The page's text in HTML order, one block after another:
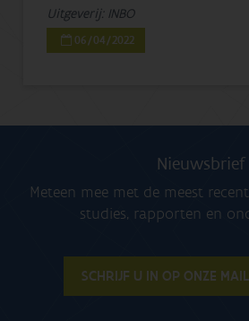
Uitgeverij: INBO
06/04/2022
Nieuwsbrief
Meteen mee met de meest
studies, rapporten en
SCHRIJF U IN OP ONZE